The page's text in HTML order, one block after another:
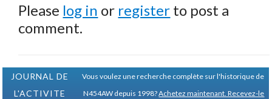
Please log in or register to post a
comment.
JOURNAL DE
L'ACTIVITE
Vous voulez une recherche complète sur l'historique de
N454AW depuis 1998?Achetez maintenant. Recevez-le